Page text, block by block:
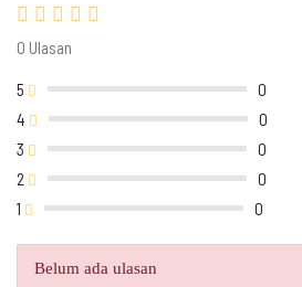
0 Ulasan
5
0
4
0
3
0
2
0
1
0
Belum ada ulasan